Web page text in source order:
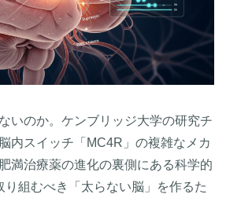
いのか。ケンブリッジ大学の研究チ
内スイッチ「MC4R」の複雑なメカ
満治療薬の進化の裏側にある科学的
組むべき「太らない脳」を作るた